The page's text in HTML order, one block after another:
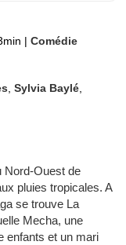
| Comédie
,Sylvia Baylé
Nord-Ouest de
pluies tropicales. A
se trouve La
Mecha, une
enfants et un mari